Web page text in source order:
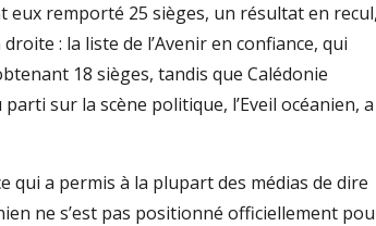
eux remporté 25 sièges, un résultat en recul,
: la liste de l’Avenir en confiance, qui
18 sièges, tandis que Calédonie
sur la scène politique, l’Eveil océanien, a
qui a permis à la plupart des médias de dire
ne s’est pas positionné officiellement